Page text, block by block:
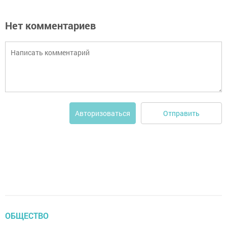
Нет комментариев
Авторизоваться Отправить
ОБЩЕСТВО